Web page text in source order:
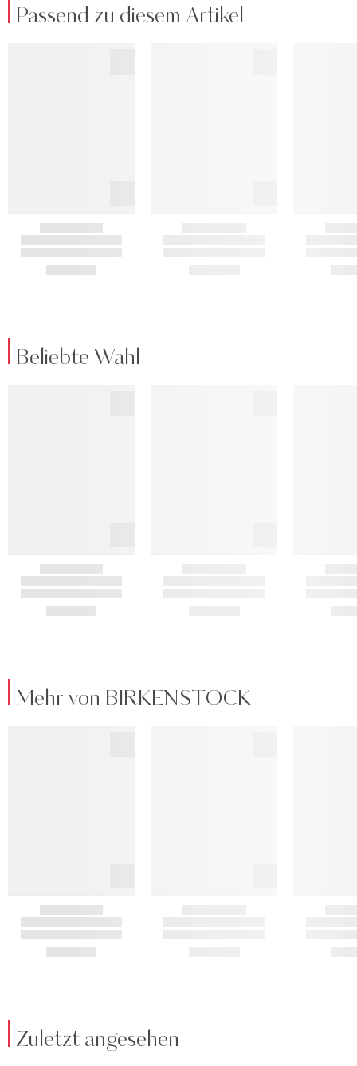
Passend zu diesem Artikel
Beliebte Wahl
Mehr von BIRKENSTOCK
Zuletzt angesehen